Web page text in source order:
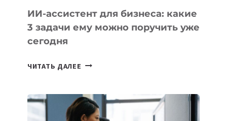
ИИ-ассистент для бизнеса: какие
3 задачи ему можно поручить уже
сегодня
ЧИТАТЬ ДАЛЕЕ ИИ-
БИЗНЕСА:
КАКИЕ